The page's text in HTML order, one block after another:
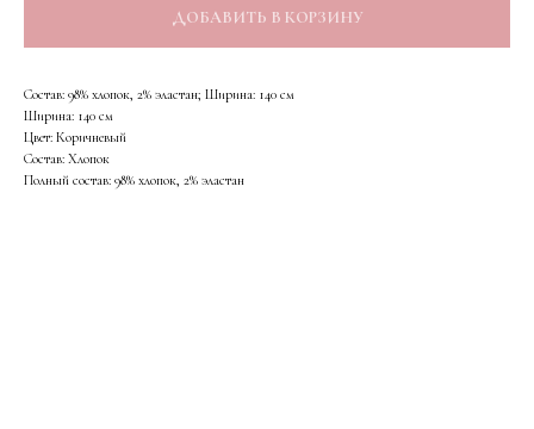
ДОБАВИТЬ В КОРЗИНУ
Состав: 98% хлопок, 2% эластан; Ширина: 140 см
Ширина: 140 см
Цвет: Коричневый
Состав: Хлопок
Полный состав: 98% хлопок, 2% эластан